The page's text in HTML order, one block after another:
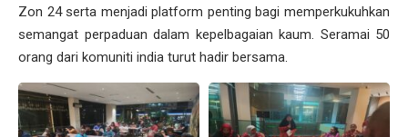
Zon 24 serta menjadi platform penting bagi memperkukuhkan
semangat perpaduan dalam kepelbagaian kaum. Seramai 50
orang dari komuniti india turut hadir bersama.